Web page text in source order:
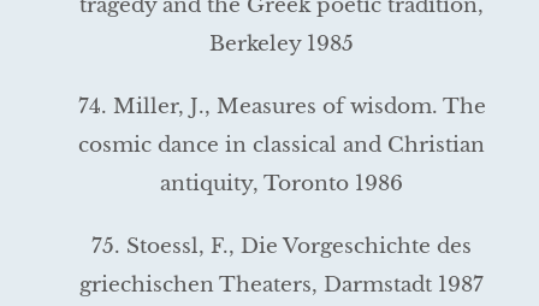
tragedy and the Greek poetic tradition,
Berkeley 1985
74. Miller, J., Measures of wisdom. The
cosmic dance in classical and Christian
antiquity, Toronto 1986
75. Stoessl, F., Die Vorgeschichte des
griechischen Theaters, Darmstadt 1987